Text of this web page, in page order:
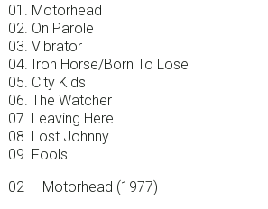
01. Motorhead
02. On Parole
03. Vibrator
04. Iron Horse/Born To Lose
05. City Kids
06. The Watcher
07. Leaving Here
08. Lost Johnny
09. Fools
02 — Motorhead (1977)